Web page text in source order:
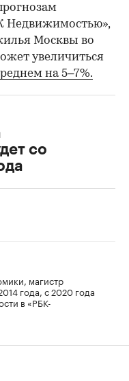
Недвижимостью»,
Москвы во
увеличиться
на 5–7%.
со
магистр
года, с 2020 года
в «РБК-